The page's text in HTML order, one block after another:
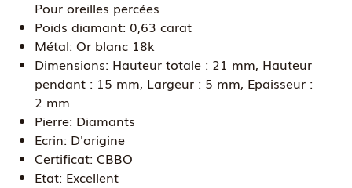
Pour oreilles percées
Poids diamant: 0,63 carat
Métal: Or blanc 18k
Dimensions: Hauteur totale : 21 mm, Hauteur
pendant : 15 mm, Largeur : 5 mm, Epaisseur :
2 mm
Pierre: Diamants
Ecrin: D'origine
Certificat: CBBO
Etat: Excellent